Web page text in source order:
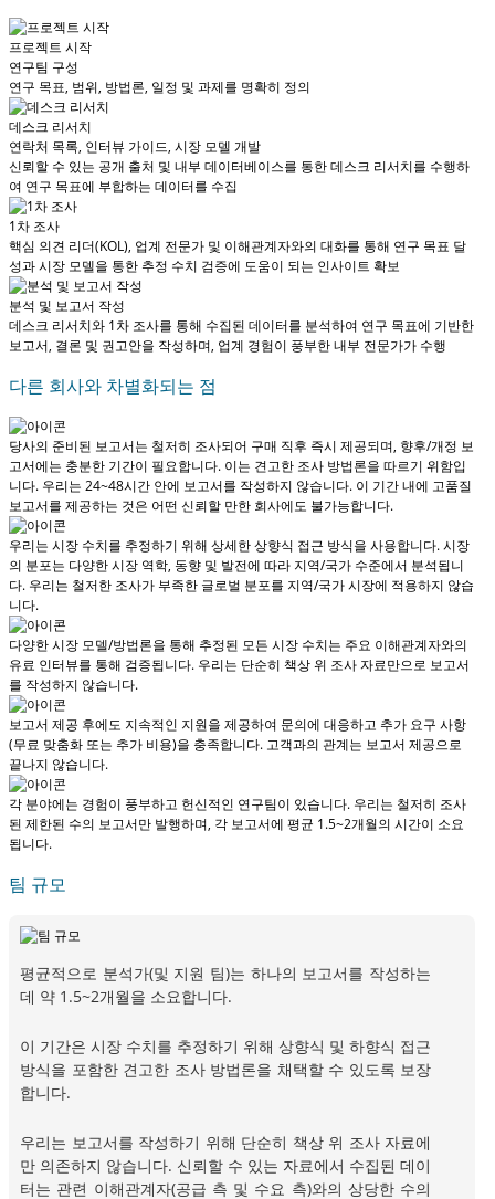
프로젝트 시작
연구팀 구성
연구 목표, 범위, 방법론, 일정 및 과제를 명확히 정의
데스크 리서치
연락처 목록, 인터뷰 가이드, 시장 모델 개발
신뢰할 수 있는 공개 출처 및 내부 데이터베이스를 통한 데스크 리서치를 수행하
여 연구 목표에 부합하는 데이터를 수집
1차 조사
핵심 의견 리더(KOL), 업계 전문가 및 이해관계자와의 대화를 통해 연구 목표 달
성과 시장 모델을 통한 추정 수치 검증에 도움이 되는 인사이트 확보
분석 및 보고서 작성
데스크 리서치와 1차 조사를 통해 수집된 데이터를 분석하여 연구 목표에 기반한
보고서, 결론 및 권고안을 작성하며, 업계 경험이 풍부한 내부 전문가가 수행
다른 회사와 차별화되는 점
당사의 준비된 보고서는 철저히 조사되어 구매 직후 즉시 제공되며, 향후/개정 보
고서에는 충분한 기간이 필요합니다. 이는 견고한 조사 방법론을 따르기 위함입
니다. 우리는 24~48시간 안에 보고서를 작성하지 않습니다. 이 기간 내에 고품질
보고서를 제공하는 것은 어떤 신뢰할 만한 회사에도 불가능합니다.
우리는 시장 수치를 추정하기 위해 상세한 상향식 접근 방식을 사용합니다. 시장
의 분포는 다양한 시장 역학, 동향 및 발전에 따라 지역/국가 수준에서 분석됩니
다. 우리는 철저한 조사가 부족한 글로벌 분포를 지역/국가 시장에 적용하지 않습
니다.
다양한 시장 모델/방법론을 통해 추정된 모든 시장 수치는 주요 이해관계자와의
유료 인터뷰를 통해 검증됩니다. 우리는 단순히 책상 위 조사 자료만으로 보고서
를 작성하지 않습니다.
보고서 제공 후에도 지속적인 지원을 제공하여 문의에 대응하고 추가 요구 사항
(무료 맞춤화 또는 추가 비용)을 충족합니다. 고객과의 관계는 보고서 제공으로
끝나지 않습니다.
각 분야에는 경험이 풍부하고 헌신적인 연구팀이 있습니다. 우리는 철저히 조사
된 제한된 수의 보고서만 발행하며, 각 보고서에 평균 1.5~2개월의 시간이 소요
됩니다.
팀 규모
평균적으로 분석가(및 지원 팀)는 하나의 보고서를 작성하는
데 약 1.5~2개월을 소요합니다.
이 기간은 시장 수치를 추정하기 위해 상향식 및 하향식 접근
방식을 포함한 견고한 조사 방법론을 채택할 수 있도록 보장
합니다.
우리는 보고서를 작성하기 위해 단순히 책상 위 조사 자료에
만 의존하지 않습니다. 신뢰할 수 있는 자료에서 수집된 데이
터는 관련 이해관계자(공급 측 및 수요 측)와의 상당한 수의